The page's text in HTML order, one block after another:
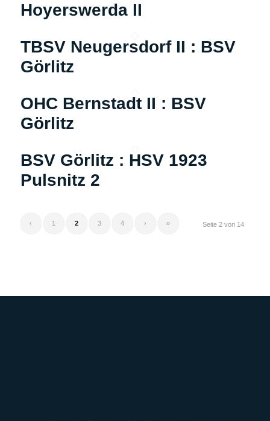
Hoyerswerda II
TBSV Neugersdorf II : BSV
Görlitz
OHC Bernstadt II : BSV
Görlitz
BSV Görlitz : HSV 1923
Pulsnitz 2
Seite 2 von 14
‹ 1 2 3 4 › »